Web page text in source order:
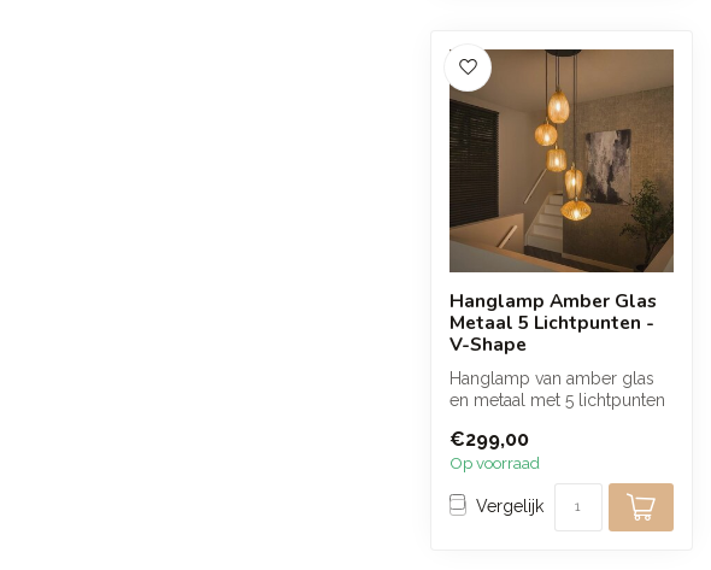
Hanglamp Amber Glas
Metaal 5 Lichtpunten -
V-Shape
Hanglamp van amber glas
en metaal met 5 lichtpunten
desi...
€299,00
Op voorraad
Vergelijk